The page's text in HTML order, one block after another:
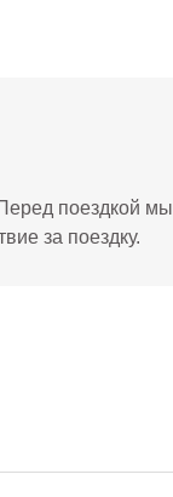
поездкой мы
за поездку.